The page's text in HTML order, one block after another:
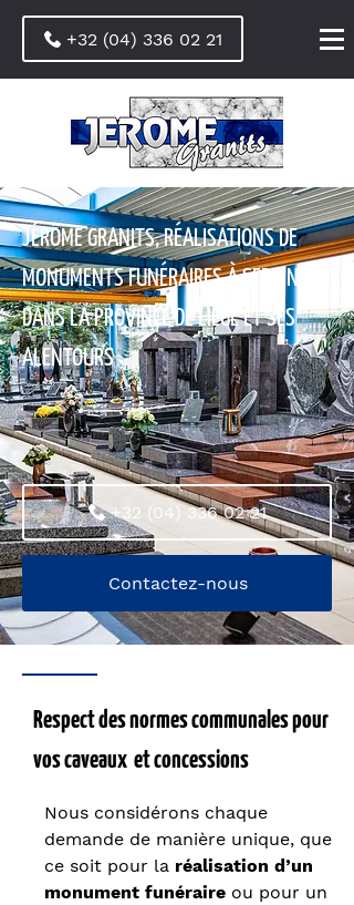
+32 (04) 336 02 21
JÉRÔME GRANITS, RÉALISATIONS DE
MONUMENTS FUNÉRAIRES À SERAING ET
DANS LA PROVINCE DE LIÈGE ET SES
ALENTOURS
+32 (04) 336 02 21
Contactez-nous
Respect des normes communales pour
vos caveaux et concessions
Nous considérons chaque
demande de manière unique, que
ce soit pour la réalisation d’un
monument funéraire ou pour un